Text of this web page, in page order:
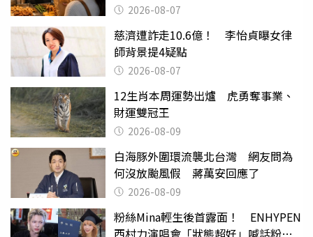
2026-08-07
慈濟遭詐走10.6億！ 李怡貞曝女律
師背景提4疑點
2026-08-07
12生肖本周運勢出爐 虎勇奪事業、
財運雙冠王
2026-08-09
白海豚外圍環流襲北台灣 網友問為
何沒放颱風假 蔣萬安回應了
2026-08-09
粉絲Mina輕生後首露面！ ENHYPEN
西村力演唱會「狀態超好」喊話粉